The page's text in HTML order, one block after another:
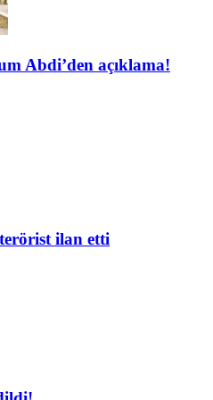
Abdi’den açıklama!
ilan etti